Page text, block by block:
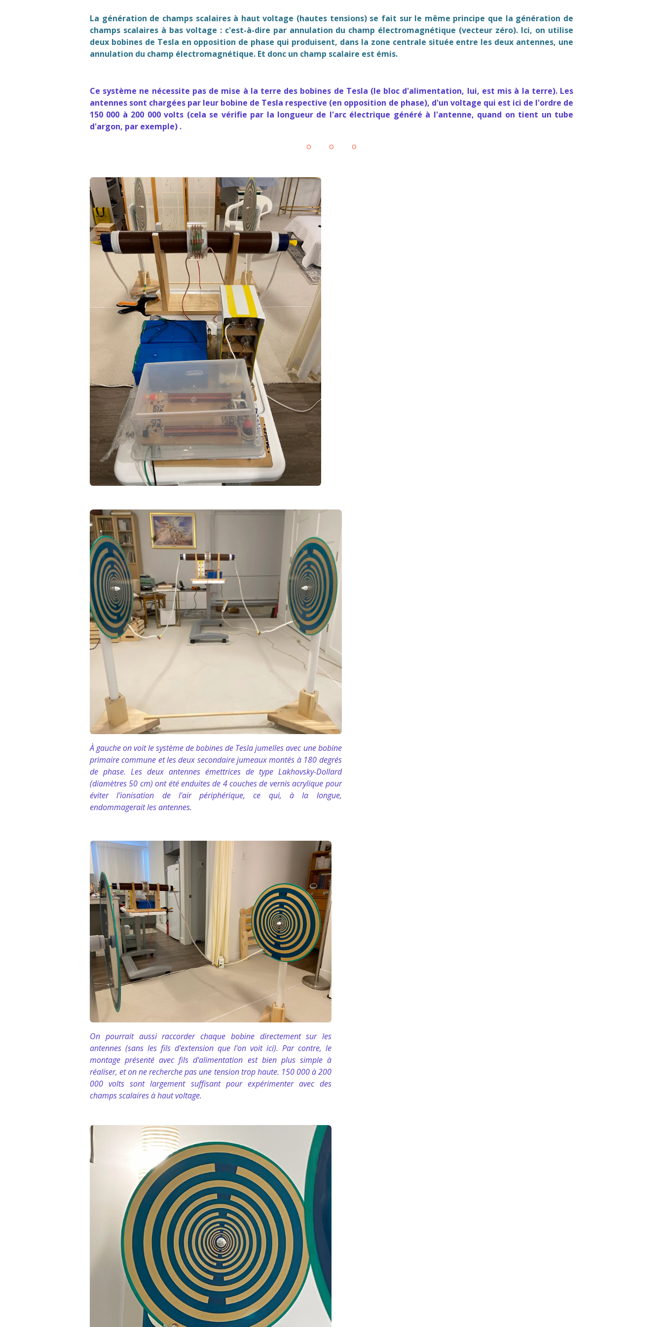
La génération de champs scalaires à haut voltage (hautes tensions) se fait sur le même principe que la génération de
champs scalaires à bas voltage : c'est-à-dire par annulation du champ électromagnétique (vecteur zéro). Ici, on utilise
deux bobines de Tesla en opposition de phase qui produisent, dans la zone centrale située entre les deux antennes, une
annulation du champ électromagnétique. Et donc un champ scalaire est émis.
Ce système ne nécessite pas de mise à la terre des bobines de Tesla (le bloc d'alimentation, lui, est mis à la terre). Les
antennes sont chargées par leur bobine de Tesla respective (en opposition de phase), d'un voltage qui est ici de l'ordre de
150 000 à 200 000 volts (cela se vérifie par la longueur de l'arc électrique généré à l'antenne, quand on tient un tube
d'argon, par exemple) .
o o o
À gauche on voit le système de bobines de Tesla jumelles avec une bobine
primaire commune et les deux secondaire jumeaux montés à 180 degrés
de phase. Les deux antennes émettrices de type Lakhovsky-Dollard
(diamètres 50 cm) ont été enduites de 4 couches de vernis acrylique pour
éviter l'ionisation de l'air périphérique, ce qui, à la longue,
endommagerait les antennes.
On pourrait aussi raccorder chaque bobine directement sur les
antennes (sans les fils d'extension que l'on voit ici). Par contre, le
montage présenté avec fils d'alimentation est bien plus simple à
réaliser, et on ne recherche pas une tension trop haute. 150 000 à 200
000 volts sont largement suffisant pour expérimenter avec des
champs scalaires à haut voltage.